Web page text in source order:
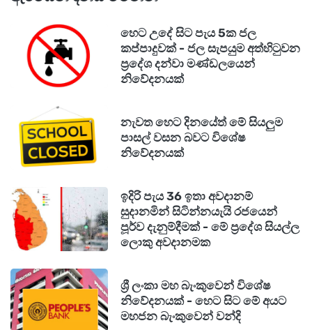
හෙට උදේ සිට පැය 5ක ජල
කප්පාදුවක් - ජල සැපයුම අත්හිටුවන
ප්‍රදේශ දන්වා මණ්ඩලයෙන්
නිවේදනයක්
නැවත හෙට දිනයේත් මේ සියලුම
පාසල් වසන බවට විශේෂ
නිවේදනයක්
ඉදිරි පැය 36 ඉතා අවදානම්
සුදානමින් සිටින්නයැයි රජයෙන්
පූර්ව දැනුම්දීමක් - මේ ප්‍රදේශ සියල්ල
ලොකු අවදානමක
ශ්‍රී ලංකා මහ බැංකුවෙන් විශේෂ
නිවේදනයක් - හෙට සිට මේ අයට
මහජන බැංකුවෙන් වන්දි